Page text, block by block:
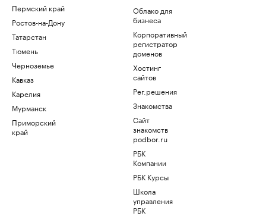
Пермский край
Ростов-на-Дону
Татарстан
Тюмень
Черноземье
Кавказ
Карелия
Мурманск
Приморский
край
Облако для
бизнеса
Корпоративный
регистратор
доменов
Хостинг
сайтов
Рег.решения
Знакомства
Сайт
знакомств
podbor.ru
РБК
Компании
РБК Курсы
Школа
управления
РБК